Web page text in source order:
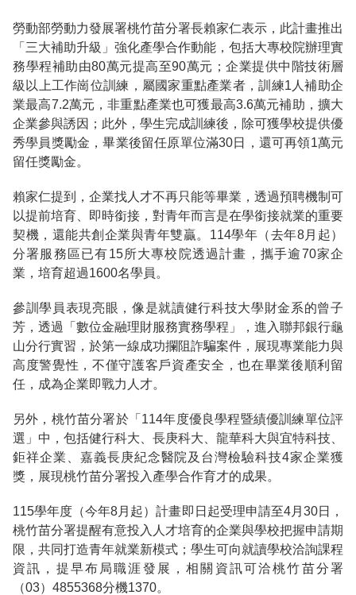
勞動部勞動力發展署桃竹苗分署長賴家仁表示，此計畫推出
「三大補助升級」強化產學合作動能，包括大專校院辦理實
務學程補助由80萬元提高至90萬元；企業提供中階技術層
級以上工作崗位訓練，屬國家重點產業者，訓練1人補助企
業最高7.2萬元，非重點產業也可獲最高3.6萬元補助，擴大
企業參與誘因；此外，學生完成訓練後，除可獲學校提供優
秀學員獎勵金，畢業後留任原單位滿30日，還可再領1萬元
留任獎勵金。
賴家仁提到，企業找人才不再只能等畢業，透過預聘機制可
以提前培育、即時銜接，對青年而言是在學銜接就業的重要
契機，還能共創企業與青年雙贏。114學年（去年8月起）
分署服務區已有15所大專校院透過計畫，攜手逾70家企
業，培育超過1600名學員。
參訓學員表現亮眼，像是就讀健行科技大學財金系的曾子
芳，透過「數位金融理財服務實務學程」，進入聯邦銀行龜
山分行實習，於第一線成功攔阻詐騙案件，展現專業能力與
高度警覺性，不僅守護客戶資產安全，也在畢業後順利留
任，成為企業即戰力人才。
另外，桃竹苗分署於「114年度優良學程暨績優訓練單位評
選」中，包括健行科大、長庚科大、龍華科大與宜特科技、
鉅祥企業、嘉義長庚紀念醫院及台灣檢驗科技4家企業獲
獎，展現桃竹苗分署投入產學合作育才的成果。
115學年度（今年8月起）計畫即日起受理申請至4月30日，
桃竹苗分署提醒有意投入人才培育的企業與學校把握申請期
限，共同打造青年就業新模式；學生可向就讀學校洽詢課程
資訊，提早布局職涯發展，相關資訊可洽桃竹苗分署
（03）4855368分機1370。